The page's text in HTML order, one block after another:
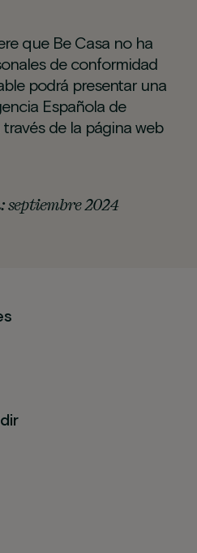
que Be Casa no ha
de conformidad
podrá presentar una
Española de
de la página web
septiembre 2024